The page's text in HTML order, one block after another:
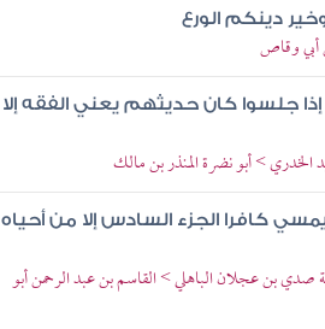
دينكم الورع
أبي وقاص
جلسوا كان حديثهم يعني الفقه إلا
الخدري > أبو نضرة المنذر بن مالك
كافرا الجزء السادس إلا من أحياه
صدي بن عجلان الباهلي > القاسم بن عبد الرحمن أبو